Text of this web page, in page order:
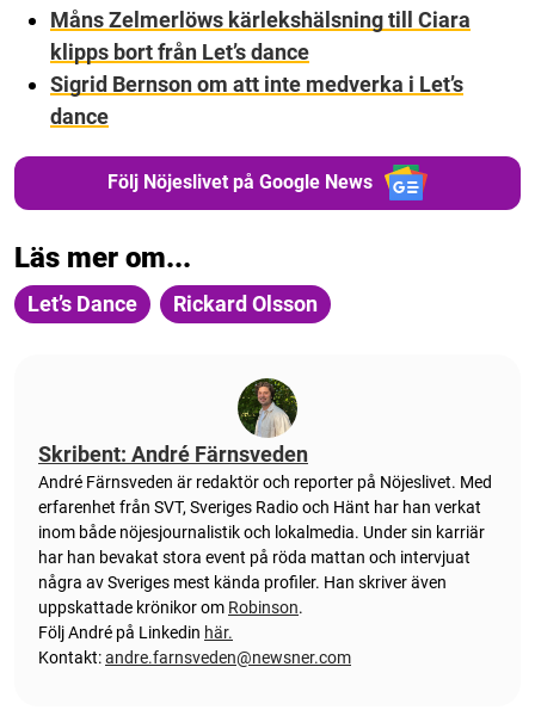
Måns Zelmerlöws kärlekshälsning till Ciara
klipps bort från Let’s dance
Sigrid Bernson om att inte medverka i Let’s
dance
Följ Nöjeslivet på Google News
Läs mer om...
Let’s Dance Rickard Olsson
Skribent: André Färnsveden
André Färnsveden är redaktör och reporter på Nöjeslivet. Med
erfarenhet från SVT, Sveriges Radio och Hänt har han verkat
inom både nöjesjournalistik och lokalmedia. Under sin karriär
har han bevakat stora event på röda mattan och intervjuat
några av Sveriges mest kända profiler. Han skriver även
uppskattade krönikor om Robinson.
Följ André på Linkedin här.
Kontakt:andre.farnsveden@newsner.com